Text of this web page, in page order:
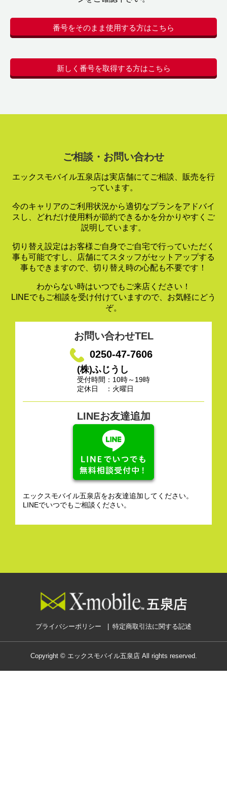
番号をそのまま使用する方はこちら
新しく番号を取得する方はこちら
ご相談・お問い合わせ
エックスモバイル五泉店は実店舗にてご相談、販売を行
っています。
今のキャリアのご利用状況から適切なプランをアドバイ
スし、
どれだけ使用料が節約できるかを分かりやすくご
説明しています。
切り替え設定はお客様ご自身でご自宅で行っていただく
事も可能ですし、
店舗にてスタッフがセットアップする
事もできますので、 切り替え時の心配も不要です！
わからない時はいつでもご来店ください！
LINEでもご相談を受け付けていますので、お気軽にどう
ぞ。
お問い合わせTEL
0250-47-7606
(株)ふじうし
受付時間：10時～19時
定休日 ：火曜日
LINEお友達追加
エックスモバイル五泉店をお友達追加してください。
LINEでいつでもご相談ください。
プライバシーポリシー 特定商取引法に関する記述
Copyright © エックスモバイル五泉店 All rights reserved.